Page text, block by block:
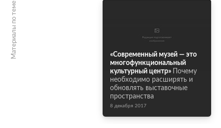
Материалы по теме
«Современный музей — это
многофункциональный
культурный центр»
Почему
необходимо расширять и
обновлять выставочные
пространства
8 декабря 2017